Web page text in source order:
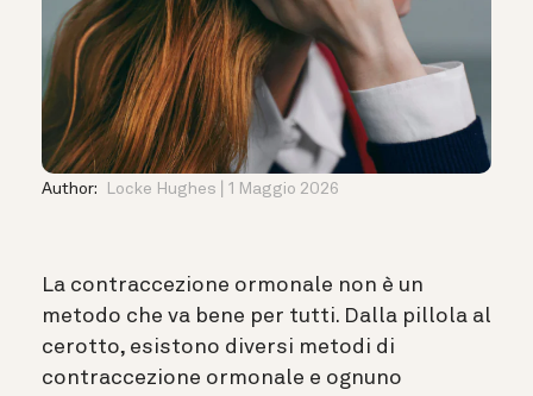
Author: Locke Hughes 1 Maggio 2026
La contraccezione ormonale non è un
metodo che va bene per tutti. Dalla pillola al
cerotto, esistono diversi metodi di
contraccezione ormonale e ognuno